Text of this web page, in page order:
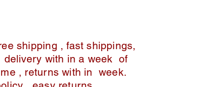
shipping , fast shippings,
delivery with in a week of
, returns with in week.